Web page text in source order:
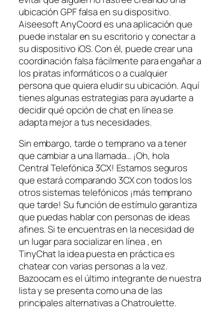
ubicación GPF falsa en su dispositivo.
Aiseesoft AnyCoord es una aplicación que
puede instalar en su escritorio y conectar a
su dispositivo iOS. Con él, puede crear una
coordinación falsa fácilmente para engañar a
los piratas informáticos o a cualquier
persona que quiera eludir su ubicación. Aquí
tienes algunas estrategias para ayudarte a
decidir qué opción de chat en línea se
adapta mejor a tus necesidades.
Sin embargo, tarde o temprano va a tener
que cambiar a una llamada… ¡Oh, hola
Central Telefónica 3CX! Estamos seguros
que estará comparando 3CX con todos los
otros sistemas telefónicos ¡más temprano
que tarde! Su función de estímulo garantiza
que puedas hablar con personas de ideas
afines. Si te encuentras en la necesidad de
un lugar para socializar en línea , en
TinyChat la idea puesta en práctica es
chatear con varias personas a la vez.
Bazoocam es el último integrante de nuestra
lista y se presenta como una de las
principales alternativas a Chatroulette.